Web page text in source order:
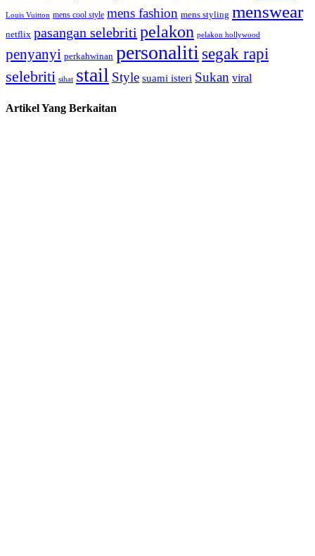
Louis Vuitton mens cool style mens fashion mens styling menswear
netflix pasangan selebriti pelakon pelakon hollywood
penyanyi perkahwinan personalitisegak rapi
selebriti sihat stail Style suami isteri Sukan viral
Artikel Yang Berkaitan